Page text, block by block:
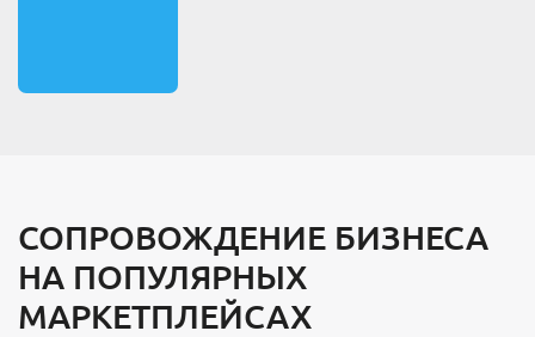
СОПРОВОЖДЕНИЕ БИЗНЕСА
НА ПОПУЛЯРНЫХ
МАРКЕТПЛЕЙСАХ